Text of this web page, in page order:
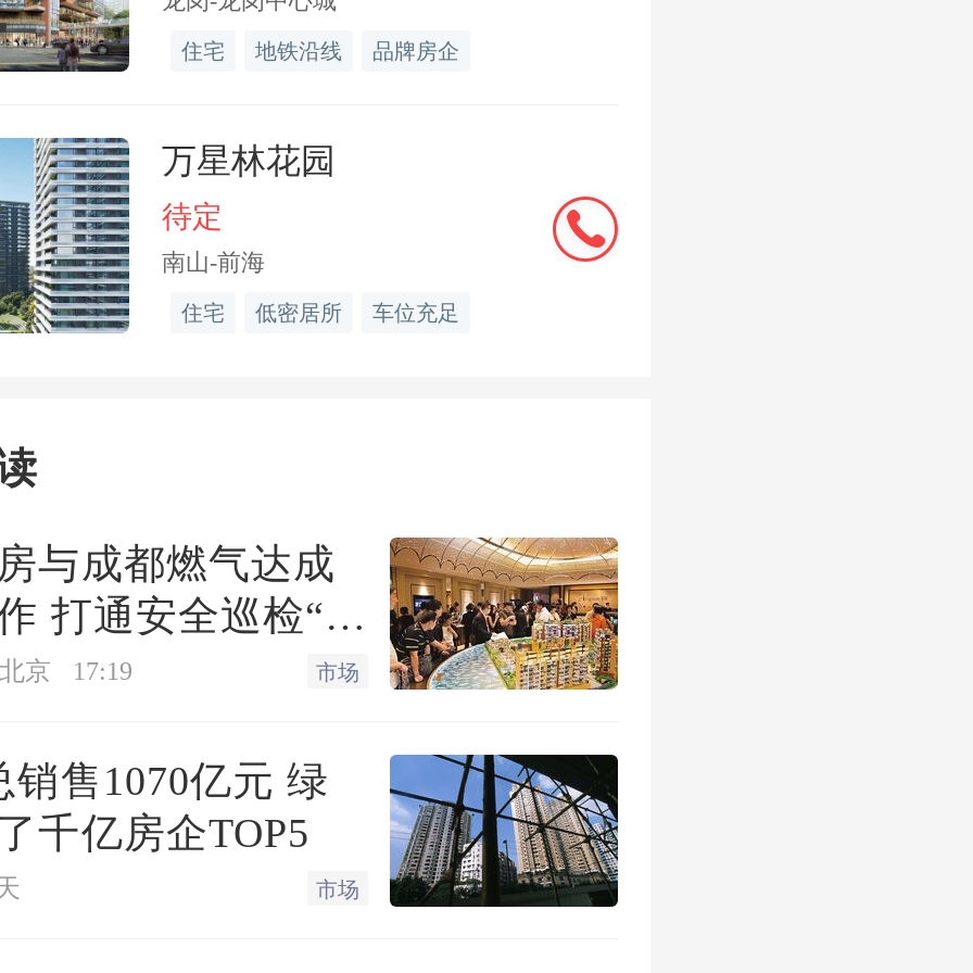
住宅 地铁沿线 品牌房企
万星林花园
待定
南山-前海
住宅 低密居所 车位充足
与成都燃气达成
打通安全巡检“最
京 17:19 市场
销售1070亿元 绿
千亿房企TOP5
市场